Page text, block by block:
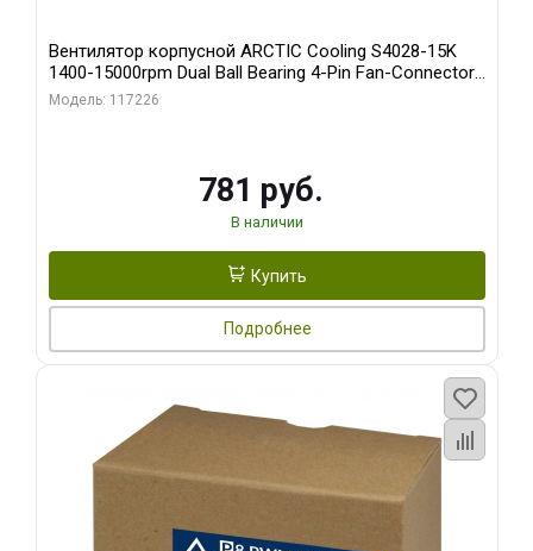
Вентилятор корпусной ARCTIC Cooling S4028-15K
1400-15000rpm Dual Ball Bearing 4-Pin Fan-Connector
(ACFAN00264A)
Модель: 117226
781 руб.
В наличии
Купить
Подробнее